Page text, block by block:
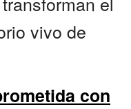
vivo de
con